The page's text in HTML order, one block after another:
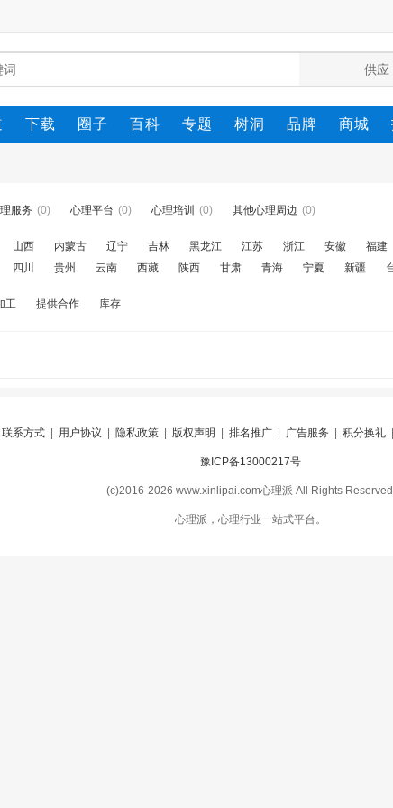
下载 圈子 百科 专题 树洞 品牌 商城
服务 (0) 心理平台 (0) 心理培训 (0) 其他心理周边 (0)
山西 内蒙古 辽宁 吉林 黑龙江 江苏 浙江 安徽 福建
四川 贵州 云南 西藏 陕西 甘肃 青海 宁夏 新疆
工 提供合作 库存
联系方式 用户协议 隐私政策 版权声明 排名推广 广告服务 积分换礼
豫ICP备13000217号
(c)2016-2026 www.xinlipai.com心理派 All Rights
心理派，心理行业一站式平台。